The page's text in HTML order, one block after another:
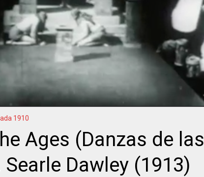
1910
Ages (Danzas de las
Dawley (1913)
Charles
Boyer